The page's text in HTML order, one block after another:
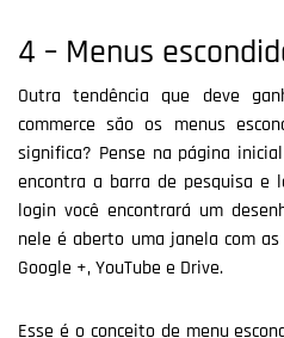
4 – Menus
Outra tendência que deve
commerce são os menus
significa? Pense na página
encontra a barra de pesquisa
login você encontrará um
nele é aberto uma janela com
Google +, YouTube e Drive.
Esse é o conceito de menu